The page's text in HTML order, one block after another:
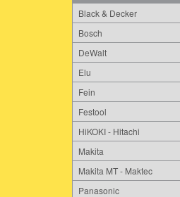
Black & Decker
Bosch
DeWalt
Elu
Fein
Festool
HiKOKI - Hitachi
Makita
Makita MT - Maktec
Panasonic